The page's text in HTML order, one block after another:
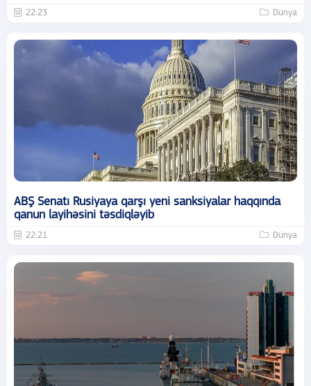
22:23 Dünya
ABŞ Senatı Rusiyaya qarşı yeni sanksiyalar haqqında
qanun layihəsini təsdiqləyib
22:21 Dünya